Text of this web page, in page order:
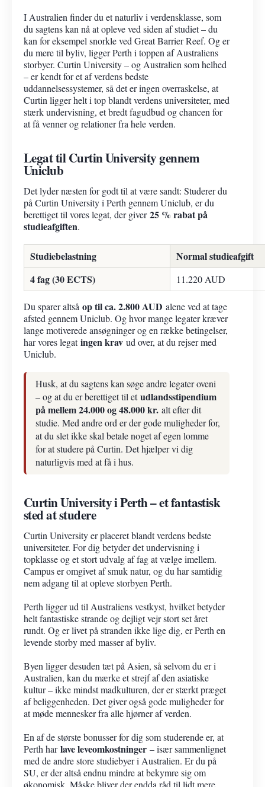
I Australien finder du et naturliv i verdensklasse, som
du sagtens kan nå at opleve ved siden af studiet – du
kan for eksempel snorkle ved Great Barrier Reef. Og er
du mere til byliv, ligger Perth i toppen af Australiens
storbyer. Curtin University – og Australien som helhed
– er kendt for et af verdens bedste
uddannelsessystemer, så det er ingen overraskelse, at
Curtin ligger helt i top blandt verdens universiteter, med
stærk undervisning, et bredt fagudbud og chancen for
at få venner og relationer fra hele verden.
Legat til Curtin University gennem
Uniclub
Det lyder næsten for godt til at være sandt: Studerer du
på Curtin University i Perth gennem Uniclub, er du
berettiget til vores legat, der giver25 % rabat på
studieafgiften.
Studiebelastning
Normal studieafgift
4 fag (30 ECTS)
11.220 AUD
Du sparer altså op til ca. 2.800 AUD alene ved at tage
afsted gennem Uniclub. Og hvor mange legater kræver
lange motiverede ansøgninger og en række betingelser,
har vores legatingen krav ud over, at du rejser med
Uniclub.
Husk, at du sagtens kan søge andre legater oveni
– og at du er berettiget til etudlandsstipendium
på mellem 24.000 og 48.000 kr. alt efter dit
studie. Med andre ord er der gode muligheder for,
at du slet ikke skal betale noget af egen lomme
for at studere på Curtin. Det hjælper vi dig
naturligvis med at få i hus.
Curtin University i Perth – et fantastisk
sted at studere
Curtin University er placeret blandt verdens bedste
universiteter. For dig betyder det undervisning i
topklasse og et stort udvalg af fag at vælge imellem.
Campus er omgivet af smuk natur, og du har samtidig
nem adgang til at opleve storbyen Perth.
Perth ligger ud til Australiens vestkyst, hvilket betyder
helt fantastiske strande og dejligt vejr stort set året
rundt. Og er livet på stranden ikke lige dig, er Perth en
levende storby med masser af byliv.
Byen ligger desuden tæt på Asien, så selvom du er i
Australien, kan du mærke et strejf af den asiatiske
kultur – ikke mindst madkulturen, der er stærkt præget
af beliggenheden. Det giver også gode muligheder for
at møde mennesker fra alle hjørner af verden.
En af de største bonusser for dig som studerende er, at
Perth harlave leveomkostninger – især sammenlignet
med de andre store studiebyer i Australien. Er du på
SU, er der altså endnu mindre at bekymre sig om
økonomisk. Måske bliver der endda råd til lidt mere